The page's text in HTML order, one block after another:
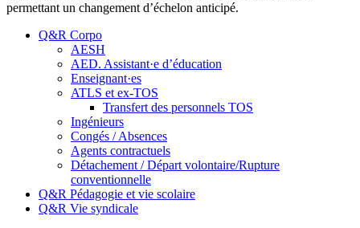
permettant un changement d’échelon anticipé.
Q&R Corpo
AESH
AED. Assistant·e d’éducation
Enseignant·es
ATLS et ex-TOS
Transfert des personnels TOS
Ingénieurs
Congés / Absences
Agents contractuels
Détachement / Départ volontaire/Rupture
conventionnelle
Q&R Pédagogie et vie scolaire
Q&R Vie syndicale